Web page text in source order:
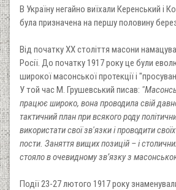
В Україну негайно виїхали Керенський і
була призначена на першу половину
Від початку XX століття масони
Росії. До початку 1917 року це були
широкої масонської протекції і
У той час М. Грушевський писав:
працює широко, вона проводила свій
тактичний план при всякого роду
використати свої зв'язки і проводити
пости. Заняття вищих позицій – і
стояло в очевидному зв’язку з
Події 23-27 лютого 1917 року